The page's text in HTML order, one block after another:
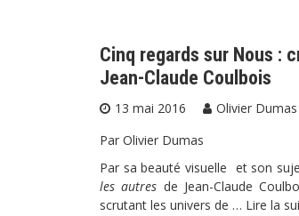
Cinq regards sur Nous :
Jean-Claude Coulbois
13 mai 2016
Olivier Dumas
Par Olivier Dumas
Par sa beauté visuelle et son
les autres de Jean-Claude
scrutant les univers de … Lire la